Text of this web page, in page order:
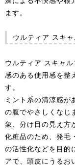
ます。
ウルティア スキ
ウルティア スキャ
感のある使用感を整
す。
ミント系の清涼感が
の腹でやさしくなじ
象、分け目の見え方
化粧品のため、発毛
の活性化などを目的
アで、頭皮にうるお